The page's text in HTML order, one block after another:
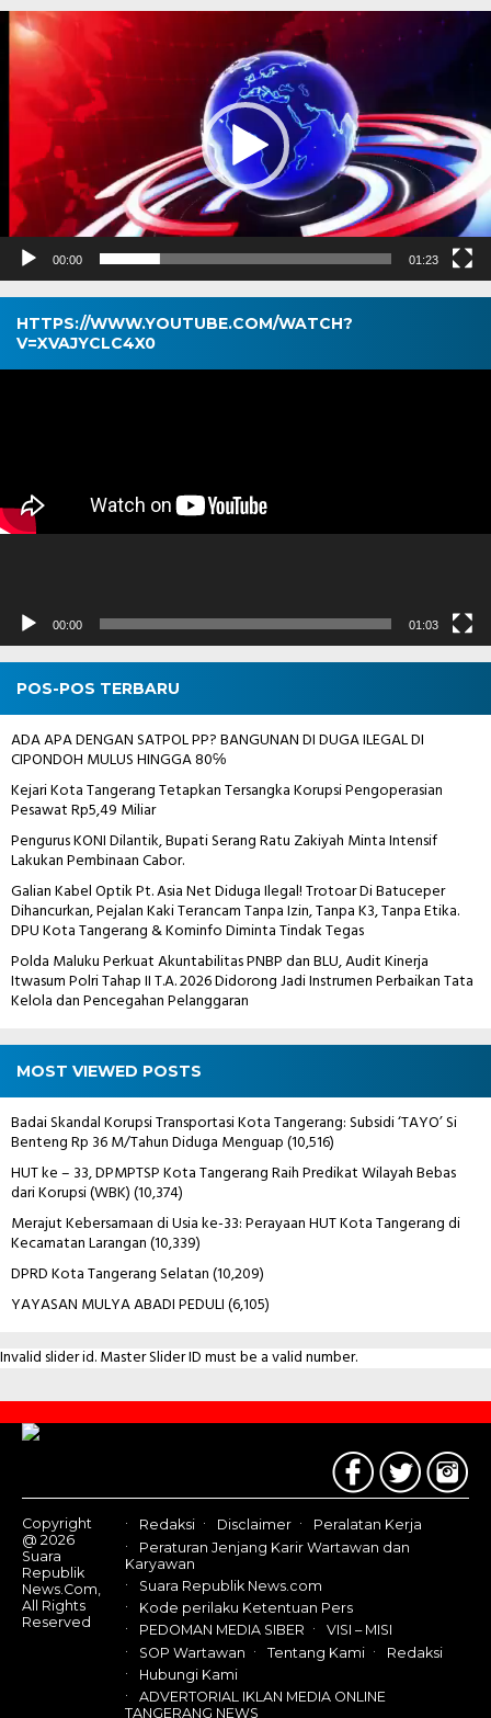
Pemutar
Video
00:00 01:23
HTTPS://WWW.YOUTUBE.COM/WATCH?
V=XVAJYCLC4X0
Pemutar
00:00 01:03
POS-POS TERBARU
ADA APA DENGAN SATPOL PP? BANGUNAN DI DUGA ILEGAL DI
CIPONDOH MULUS HINGGA 80℅
Kejari Kota Tangerang Tetapkan Tersangka Korupsi Pengoperasian
Pesawat Rp5,49 Miliar
Pengurus KONI Dilantik, Bupati Serang Ratu Zakiyah Minta Intensif
Lakukan Pembinaan Cabor.
Galian Kabel Optik Pt. Asia Net Diduga Ilegal! Trotoar Di Batuceper
Dihancurkan, Pejalan Kaki Terancam Tanpa Izin, Tanpa K3, Tanpa Etika.
DPU Kota Tangerang & Kominfo Diminta Tindak Tegas
Polda Maluku Perkuat Akuntabilitas PNBP dan BLU, Audit Kinerja
Itwasum Polri Tahap II T.A. 2026 Didorong Jadi Instrumen Perbaikan Tata
Kelola dan Pencegahan Pelanggaran
MOST VIEWED POSTS
Badai Skandal Korupsi Transportasi Kota Tangerang: Subsidi ‘TAYO’ Si
Benteng Rp 36 M/Tahun Diduga Menguap(10,516)
HUT ke – 33, DPMPTSP Kota Tangerang Raih Predikat Wilayah Bebas
dari Korupsi (WBK)(10,374)
Merajut Kebersamaan di Usia ke-33: Perayaan HUT Kota Tangerang di
Kecamatan Larangan(10,339)
DPRD Kota Tangerang Selatan(10,209)
YAYASAN MULYA ABADI PEDULI(6,105)
Invalid slider id. Master Slider ID must be a valid number.
Contact
Us
Copyright
@ 2026
Suara
Republik
News.Com,
All Rights
Reserved
Redaksi Disclaimer
Peralatan Kerja
Peraturan Jenjang Karir Wartawan dan
Karyawan
Suara Republik News.com
Kode perilaku Ketentuan Pers
PEDOMAN MEDIA SIBER
VISI – MISI
SOP Wartawan
Tentang Kami
Redaksi
Hubungi Kami
ADVERTORIAL IKLAN MEDIA ONLINE
TANGERANG NEWS